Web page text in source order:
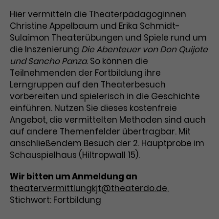
und es wird Zugang zu
geschützten Bereichen gewährt.
Name cookie_optin
Anbieter TYPO3
Laufzeit 1 Monat
Zweck
Enthält die gewählten Tracking-
Optin-Einstellungen.
Laufzeit 2 Jahre
Zweck
Dieses Cookie wird von Google
Analytics installiert. Das Cookie
wird verwendet, um
Besucher*innen-, Sitzungs- und
Kampagnendaten zu berechnen
und die Nutzung der Website für
den Analysebericht der Website zu
verfolgen. Die Cookies speichern
Informationen anonym und weisen
eine zufallsgenerierte Nummer zu,
um Besuche zu erkennen.
Name _gid
Marketing
Diese Gruppe beinhaltet alle Scripte, die es uns
ermöglichen die Leistung unserer
Werbekampagnen zu analysieren und
Conversions zu messen. Außerdem helfen sie
uns dabei Werbeanzeigen und Inhalte besser auf
die Interessen unserer Nutzer abzustimmen.
Name
_gcl_au
Anbieter Google Ads
Laufzeit 3 Monate
Zweck
Wird von Google verwendet, um
die Effizienz von Werbeanzeigen zu
speichern. Dieses Cookie hilft dabei
nachzuvollziehen, ob Nutzer über
Google-Anzeigen auf unsere
Cookie-Informationen
Hier vermitteln die Theaterpädagoginnen
Christine Appelbaum und Erika Schmidt-
Sulaimon Theaterübungen und Spiele rund um
die Inszenierung Die Abenteuer von Don Quijote
und Sancho Panza. So können die
Teilnehmenden der Fortbildung ihre
Lerngruppen auf den Theaterbesuch
vorbereiten und spielerisch in die Geschichte
einführen. Nutzen Sie dieses kostenfreie
Angebot, die vermittelten Methoden sind auch
auf andere Themenfelder übertragbar. Mit
anschließendem Besuch der 2. Hauptprobe im
Schauspielhaus (Hiltropwall 15).
Wir bitten um Anmeldung an
theatervermittlungkjt@theaterdo.de,
Stichwort: Fortbildung